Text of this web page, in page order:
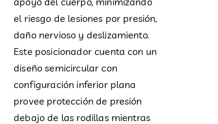
el riesgo de lesiones por presión,
daño nervioso y deslizamiento.
Este posicionador cuenta con un
diseño semicircular con
configuración inferior plana
provee protección de presión
debajo de las rodillas mientras